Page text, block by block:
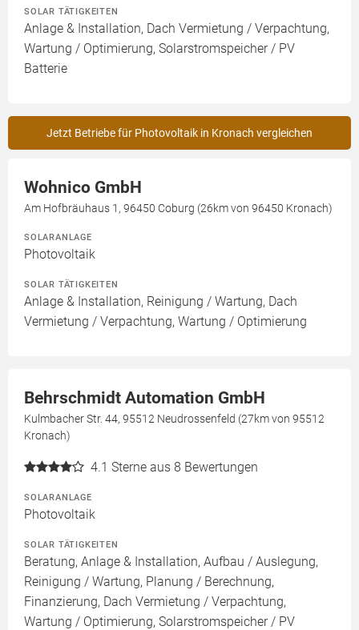
SOLAR TÄTIGKEITEN
Anlage & Installation, Dach Vermietung / Verpachtung,
Wartung / Optimierung, Solarstromspeicher / PV
Batterie
Jetzt Betriebe für Photovoltaik in Kronach vergleichen
Wohnico GmbH
Am Hofbräuhaus 1, 96450 Coburg (26km von 96450 Kronach)
SOLARANLAGE
Photovoltaik
SOLAR TÄTIGKEITEN
Anlage & Installation, Reinigung / Wartung, Dach
Vermietung / Verpachtung, Wartung / Optimierung
Behrschmidt Automation GmbH
Kulmbacher Str. 44, 95512 Neudrossenfeld (27km von 95512
Kronach)
4.1 Sterne aus 8 Bewertungen
SOLARANLAGE
Photovoltaik
SOLAR TÄTIGKEITEN
Beratung, Anlage & Installation, Aufbau / Auslegung,
Reinigung / Wartung, Planung / Berechnung,
Finanzierung, Dach Vermietung / Verpachtung,
Wartung / Optimierung, Solarstromspeicher / PV